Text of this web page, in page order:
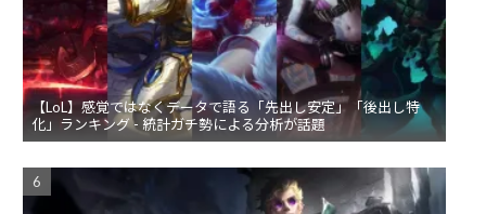
【LoL】感覚ではなくデータで語る「先出し安定」「後出し特
化」ランキング - 統計ガチ勢による分析が話題